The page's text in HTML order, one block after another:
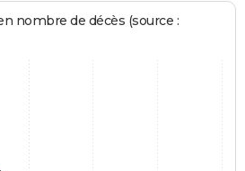
nombre de décès (source :